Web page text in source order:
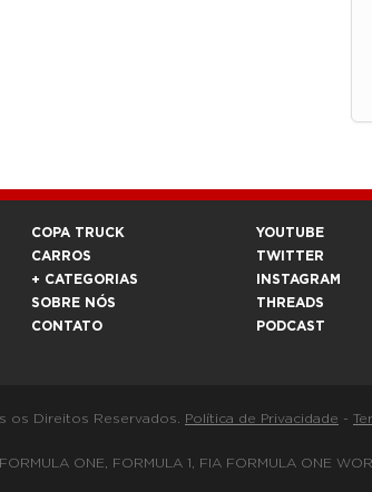
COPA TRUCK
CARROS
+ CATEGORIAS
SOBRE NÓS
CONTATO
YOUTUBE
TWITTER
INSTAGRAM
THREADS
PODCAST
os Direitos Reservados. Política de Privacidade -
ONE, FORMULA 1, FIA FORMULA ONE